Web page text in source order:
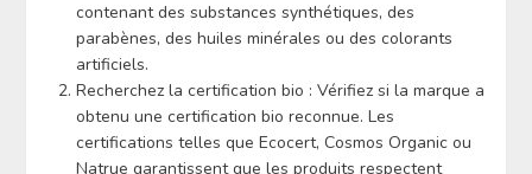
contenant des substances synthétiques, des
parabènes, des huiles minérales ou des colorants
artificiels.
Recherchez la certification bio : Vérifiez si la marque a
obtenu une certification bio reconnue. Les
certifications telles que Ecocert, Cosmos Organic ou
Natrue garantissent que les produits respectent